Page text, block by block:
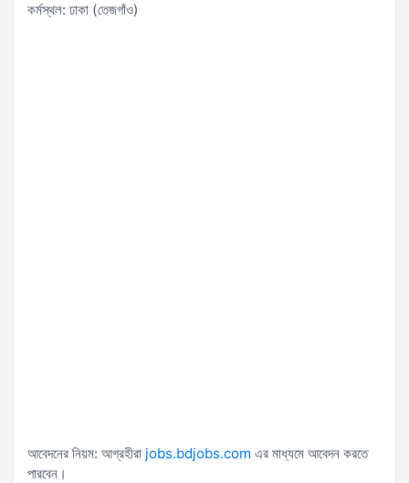
কর্মস্থল: ঢাকা (তেজগাঁও)
আবেদনের নিয়ম: আগ্রহীরা jobs.bdjobs.com এর মাধ্যমে আবেদন করতে
পারবেন।